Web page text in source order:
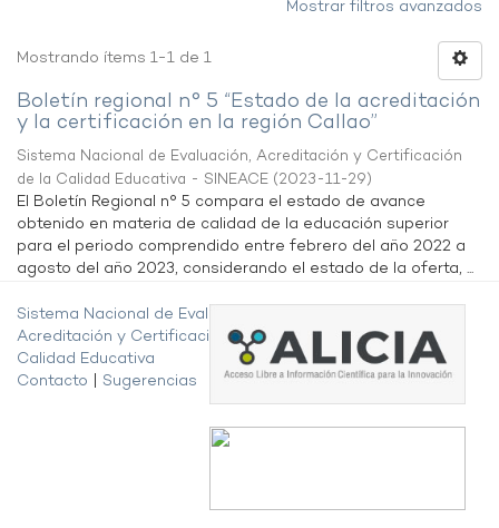
Mostrar filtros avanzados
Mostrando ítems 1-1 de 1
Boletín regional n° 5 “Estado de la acreditación
y la certificación en la región Callao”
Sistema Nacional de Evaluación, Acreditación y Certificación
de la Calidad Educativa - SINEACE (2023-11-29)
El Boletín Regional n° 5 compara el estado de avance
obtenido en materia de calidad de la educación superior
para el periodo comprendido entre febrero del año 2022 a
agosto del año 2023, considerando el estado de la oferta, ...
Sistema Nacional de Evaluación,
Acreditación y Certificación de la
Calidad Educativa
Contacto
Sugerencias